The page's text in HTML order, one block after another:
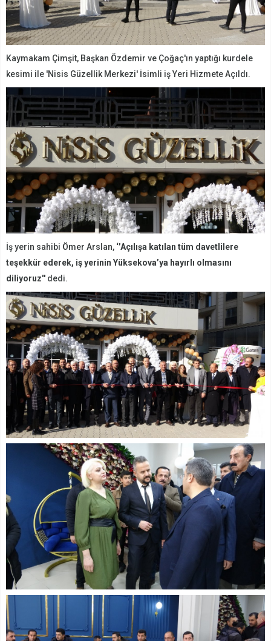
Kaymakam Çimşit, Başkan Özdemir ve Çoğaç'ın yaptığı kurdele
kesimi ile 'Nisis Güzellik Merkezi' İsimli iş Yeri Hizmete Açıldı.
İş yerin sahibi Ömer Arslan, ‘’Açılışa katılan tüm davetlilere
teşekkür ederek, iş yerinin Yüksekova’ya hayırlı olmasını
diliyoruz'' dedi.